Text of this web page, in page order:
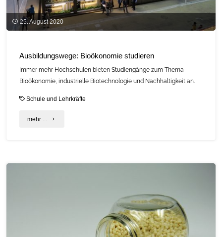
25. August 2020
Ausbildungswege: Bioökonomie studieren
Immer mehr Hochschulen bieten Studiengänge zum Thema
Bioökonomie, industrielle Biotechnologie und Nachhaltigkeit an.
Schule und Lehrkräfte
mehr ... "Ausbildungswege: